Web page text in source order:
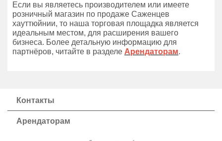
Если вы являетесь производителем или имеете
розничный магазин по продаже Саженцев
хауттюйнии, то наша торговая площадка является
идеальным местом, для расширения вашего
бизнеса. Более детальную информацию для
партнёров, читайте в разделе Арендаторам.
Контакты
Арендаторам